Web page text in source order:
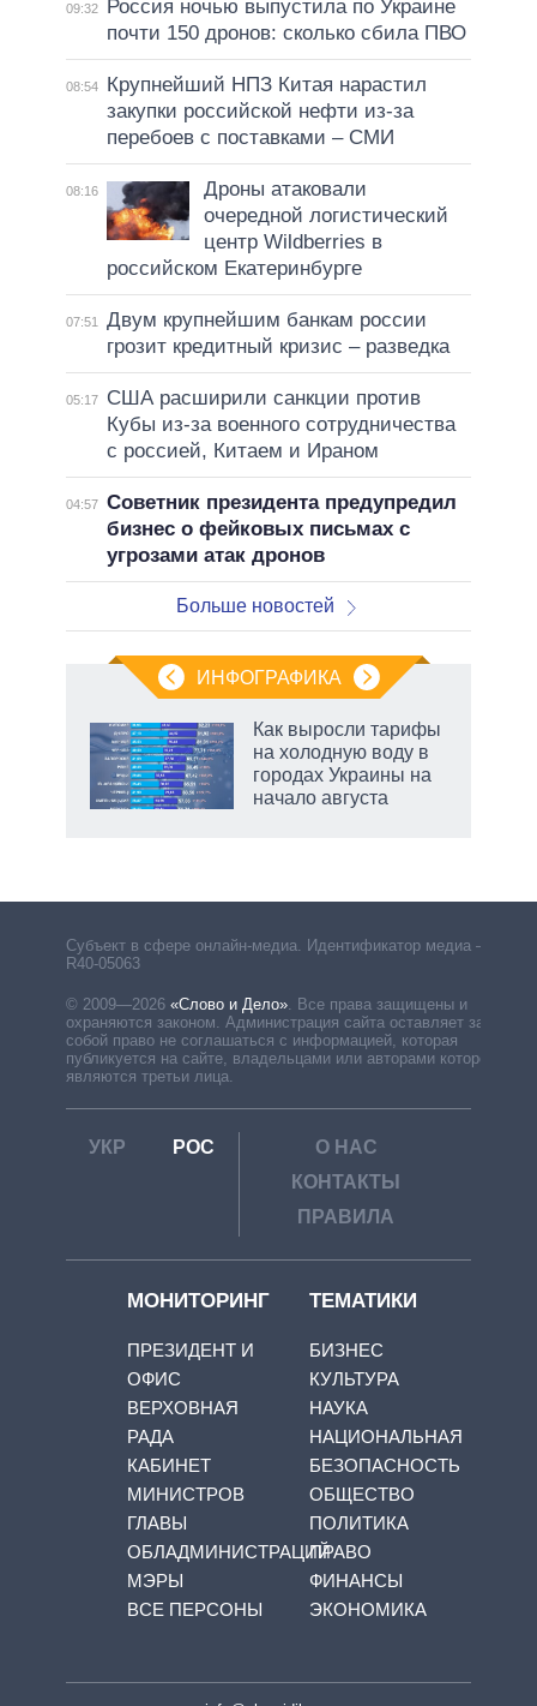
09:32
Россия ночью выпустила по Украине
почти 150 дронов: сколько сбила ПВО
08:54
Крупнейший НПЗ Китая нарастил
закупки российской нефти из-за
перебоев с поставками – СМИ
08:16
Дроны атаковали
очередной логистический
центр Wildberries в
российском Екатеринбурге
07:51
Двум крупнейшим банкам россии
грозит кредитный кризис – разведка
05:17
США расширили санкции против
Кубы из-за военного сотрудничества
с россией, Китаем и Ираном
04:57 Советник президента предупредил
бизнес о фейковых письмах с
угрозами атак дронов
Больше новостей
ИНФОГРАФИКА
Как выросли тарифы
на холодную воду в
городах Украины на
начало августа
Субъект в сфере онлайн-медиа. Идентификатор медиа –
R40-05063
© 2009—2026 «Слово и Дело»
Все права защищены и
охраняются законом. Администрация сайта оставляет за
собой право не соглашаться с информацией, которая
публикуется на сайте, владельцами или авторами которой
являются третьи лица.
УКР РОС
О НАС
КОНТАКТЫ
ПРАВИЛА
МОНИТОРИНГ
ПРЕЗИДЕНТ И
ОФИС
ВЕРХОВНАЯ
РАДА
КАБИНЕТ
МИНИСТРОВ
ГЛАВЫ
ОБЛАДМИНИСТРАЦИЙ
МЭРЫ
ВСЕ ПЕРСОНЫ
ТЕМАТИКИ
БИЗНЕС
КУЛЬТУРА
НАУКА
НАЦИОНАЛЬНАЯ
БЕЗОПАСНОСТЬ
ОБЩЕСТВО
ПОЛИТИКА
ПРАВО
ФИНАНСЫ
ЭКОНОМИКА